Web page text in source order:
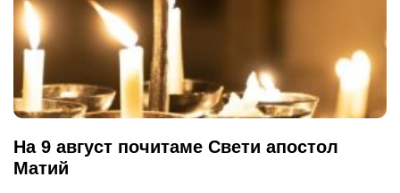
На 9 август почитаме Свети апостол
Матий